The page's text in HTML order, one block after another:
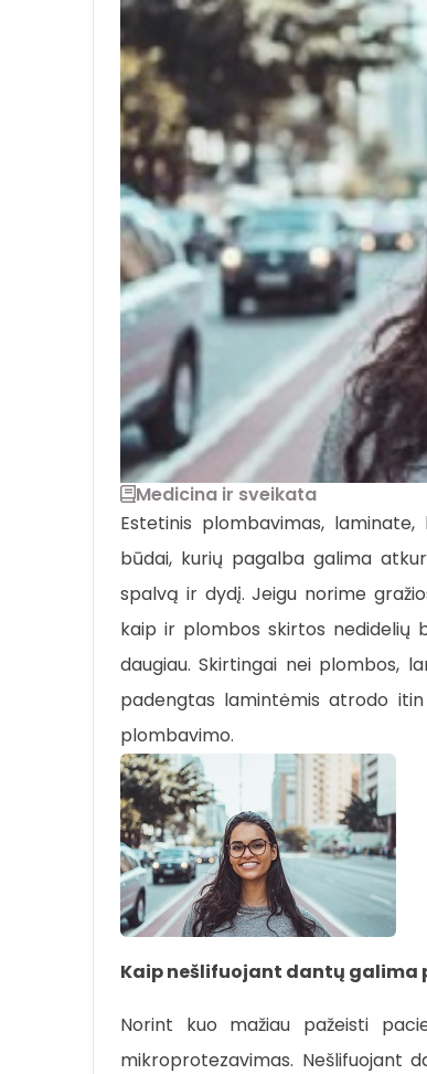
Medicina ir sveikata
Estetinis plombavimas,
būdai, kurių pagalba galima
spalvą ir dydį. Jeigu norime
kaip ir plombos skirtos nedidelių
daugiau. Skirtingai nei plombos,
padengtas lamintėmis atrodo
plombavimo.
Kaip nešlifuojant dantų galima
Norint kuo mažiau pažeisti
mikroprotezavimas. Nešlifuojant